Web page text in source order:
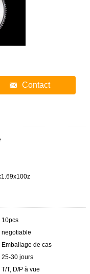
Contact
10pcs
negotiable
Emballage de cas
25-30 jours
T/T, D/P à vue